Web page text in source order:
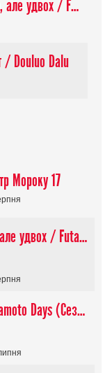
Кемпінґ на одного, але удвох / Futari Solo Camp
/ Douluo Dalu
Мороку 17
Кемпінґ на одного, але удвох / Futari Solo Camp
Дні Сакамото / Sakamoto Days (Сезон 1)